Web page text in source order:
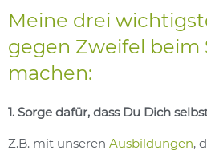
Meine drei
gegen Zweifel beim
machen:
1. Sorge dafür, dass Du Dich
Z.B. mit unseren Ausbildungen,